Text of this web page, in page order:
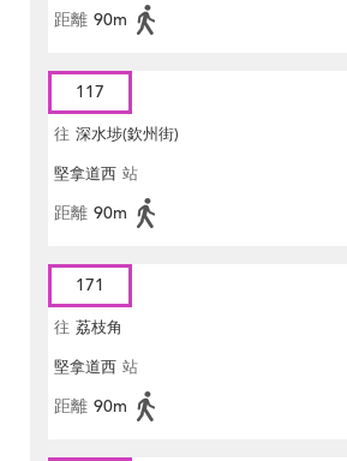
距離 90m
117
往 深水埗(欽州街)
堅拿道西 站
距離 90m
171
往 荔枝角
堅拿道西 站
距離 90m